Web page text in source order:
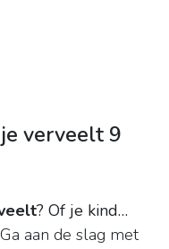
verveelt 9
? Of je kind…
aan de slag met